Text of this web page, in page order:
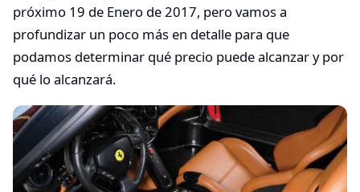
próximo 19 de Enero de 2017, pero vamos a
profundizar un poco más en detalle para que
podamos determinar qué precio puede alcanzar y por
qué lo alcanzará.